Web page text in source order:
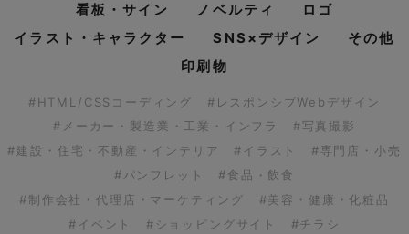
看板・サイン
ノベルティ
ロゴ
イラスト・キャラクター
SNS×デザイン
その他
印刷物
#HTML/CSSコーディング
#レスポンシブWebデザイン
#メーカー・製造業・工業・インフラ
#写真撮影
#建設・住宅・不動産・インテリア
#イラスト
#専門店・小売
#パンフレット
#食品・飲食
#制作会社・代理店・マーケティング
#美容・健康・化粧品
#イベント
#ショッピングサイト
#チラシ